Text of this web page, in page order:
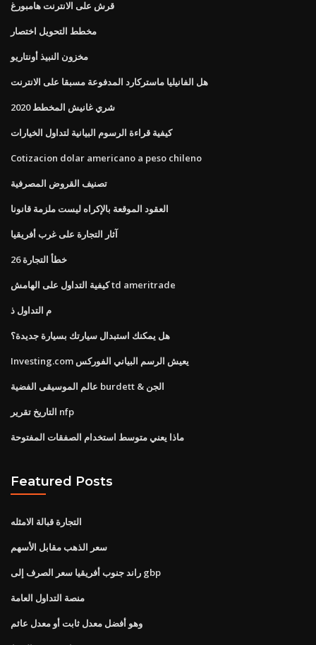
قرش على الانترنت هامبورغ
مخطط التحويل اختصار
مخزون النبيذ أونتاريو
هل الفانيليا ماستركارد المدفوعة مسبقا على الانترنت
شري غانيش المخطط 2020
كيفية قراءة الرسوم البيانية لتداول الخيارات
Cotizacion dolar americano a peso chileno
تصنيف القروض المصرفية
العقود الموقعة بالإكراه ليست ملزمة قانونا
آثار التجارة على غرب أفريقيا
خطأ التجارة 26
كيفية التداول على الهامش td ameritrade
م التداول ذ
هل يمكنك استبدال سيارتك بسيارة جديدة؟
Investing.com يعيش الرسم البياني الفوركس
عالم الموسيقى الفضية burdett & الجن
التاريخ تقرير nfp
ماذا يعني متوسط ​​استخدام الصفقات المفتوحة
Featured Posts
التجارة قبالة الامثله
سعر الذهب مقابل الأسهم
راند جنوب أفريقيا سعر الصرف إلى gbp
منصة التداول العامة
وهو أفضل معدل ثابت أو معدل عائم